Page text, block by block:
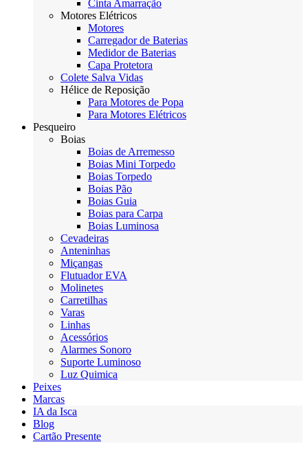
Cinta Amarração
Motores Elétricos
Motores
Carregador de Baterias
Medidor de Baterias
Capa Protetora
Colete Salva Vidas
Hélice de Reposição
Para Motores de Popa
Para Motores Elétricos
Pesqueiro
Boias
Boias de Arremesso
Boias Mini Torpedo
Boias Torpedo
Boias Pão
Boias Guia
Boias para Carpa
Boias Luminosa
Cevadeiras
Anteninhas
Miçangas
Flutuador EVA
Molinetes
Carretilhas
Varas
Linhas
Acessórios
Alarmes Sonoro
Suporte Luminoso
Luz Quimica
Peixes
Marcas
IA da Isca
Blog
Cartão Presente